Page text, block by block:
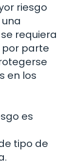
riesgo
requiera
parte
en los
es
tipo de